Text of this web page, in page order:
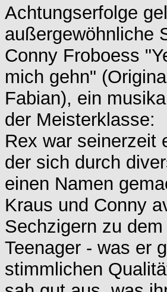
Achtungserfolge
außergewöhnliche
Conny Froboess
mich gehn"
Fabian), ein
der Meisterklasse:
Rex war seinerzeit
der sich durch
einen Namen
Kraus und Conny
Sechzigern zu
Teenager - was er
stimmlichen